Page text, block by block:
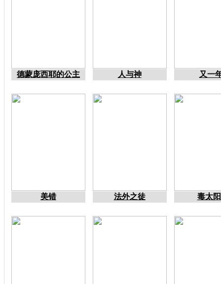
德蒙庞西耶的公主 人与神 又一
美错 法外之徒 毒太